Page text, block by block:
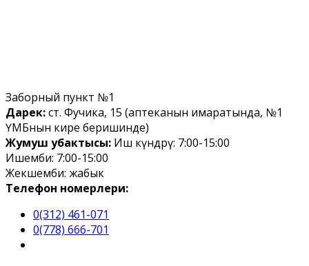
Заборный пункт №1
Дарек:ст. Фучика, 15 (аптеканын имаратында, №1
ҮМБнын кире беришинде)
Жумуш убактысы: Иш күндөрү: 7:00-15:00
Ишемби: 7:00-15:00
Жекшемби: жабык
Телефон номерлери:
0(312) 461-071
0(778) 666-701